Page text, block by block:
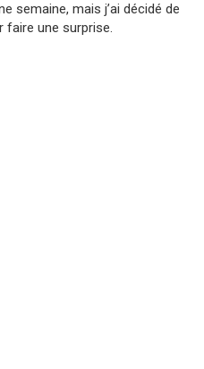
semaine, mais j’ai décidé de
faire une surprise.